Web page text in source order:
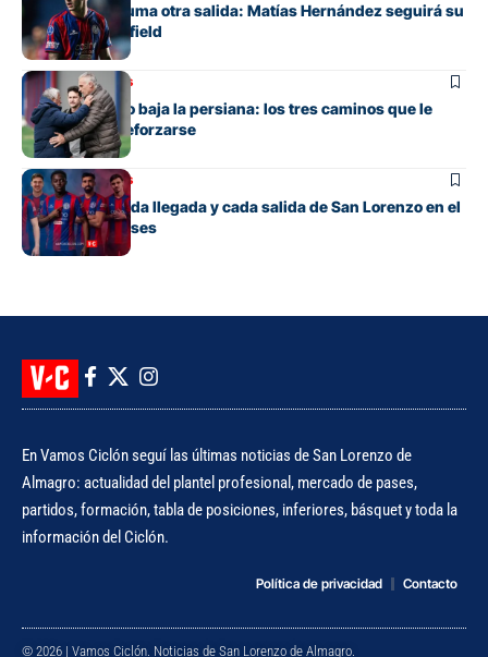
San Lorenzo suma otra salida: Matías Hernández seguirá su
carrera en Banfield
Mercado de pases
San Lorenzo no baja la persiana: los tres caminos que le
quedan para reforzarse
Mercado de pases
El detalle de cada llegada y cada salida de San Lorenzo en el
mercado de pases
En Vamos Ciclón seguí las últimas noticias de San Lorenzo de
Almagro: actualidad del plantel profesional, mercado de pases,
partidos, formación, tabla de posiciones, inferiores, básquet y toda la
información del Ciclón.
Política de privacidad Contacto
© 2026 | Vamos Ciclón. Noticias de San Lorenzo de Almagro.